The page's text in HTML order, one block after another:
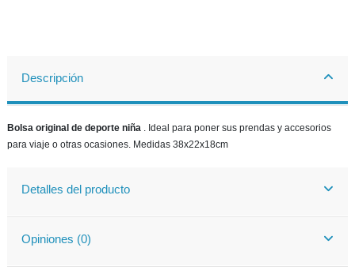
Descripción
Bolsa original de deporte niña . Ideal para poner sus prendas y accesorios
para viaje o otras ocasiones. Medidas 38x22x18cm
Detalles del producto
Opiniones (0)